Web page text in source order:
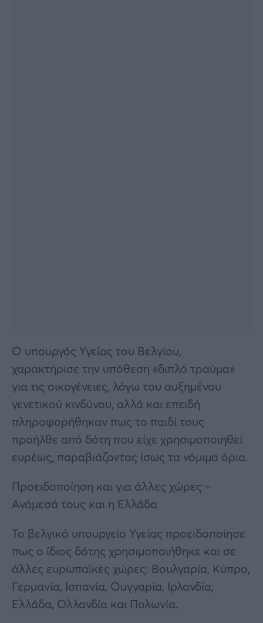
Ο υπουργός Υγείας του Βελγίου,
χαρακτήρισε την υπόθεση «διπλό τραύμα»
για τις οικογένειες, λόγω του αυξημένου
γενετικού κινδύνου, αλλά και επειδή
πληροφορήθηκαν πως το παιδί τους
προήλθε από δότη που είχε χρησιμοποιηθεί
ευρέως, παραβιάζοντας ίσως τα νόμιμα όρια.
Προειδοποίηση και για άλλες χώρες –
Ανάμεσά τους και η Ελλάδα
Το βελγικό υπουργείο Υγείας προειδοποίησε
πως ο ίδιος δότης χρησιμοποιήθηκε και σε
άλλες ευρωπαϊκές χώρες: Βουλγαρία, Κύπρο,
Γερμανία, Ισπανία, Ουγγαρία, Ιρλανδία,
Ελλάδα, Ολλανδία και Πολωνία.